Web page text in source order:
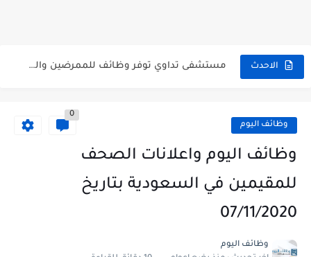
الاحدث مستشفى تداوي توفر وظائف للممرضين والممرضات برواتب مجزية في مكة...
وظائف اليوم و إعلانات الصحف للمقيمين في السعودية بتاريخ 07/04/2023. وظائف اليوم
0
وظائف اليوم واعلانات الصحف
للمقيمين في السعودية بتاريخ
07/11/2020
وظائف اليوم